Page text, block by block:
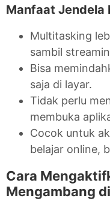
Manfaat Jendela
Multitasking
sambil
Bisa
saja di layar.
Tidak perlu
membuka
Cocok untuk
belajar online,
Cara
Mengambang